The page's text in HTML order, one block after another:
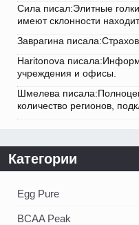
Сила писал:Элитные
имеют склонности
Заврагина
Haritonova
учреждения и офисы.
Шмелева
количество регионов,
Категории
Egg Pure
BCAA Peak